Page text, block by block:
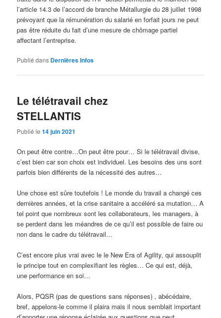
l’article 14.3 de l’accord de branche Métallurgie du 28 juillet 1998
prévoyant que la rémunération du salarié en forfait jours ne peut
pas être réduite du fait d’une mesure de chômage partiel
affectant l’entreprise.
Publié dans Dernières Infos
Le télétravail chez
STELLANTIS
Publié le14 juin 2021
On peut être contre…On peut être pour… Si le télétravail divise,
c’est bien car son choix est individuel. Les besoins des uns sont
parfois bien différents de la nécessité des autres…
Une chose est sûre toutefois ! Le monde du travail a changé ces
dernières années, et la crise sanitaire a accéléré sa mutation… A
tel point que nombreux sont les collaborateurs, les managers, à
se perdent dans les méandres de ce qu’il est possible de faire ou
non dans le cadre du télétravail…
C’est encore plus vrai avec le le New Era of Agility, qui assouplit
le principe tout en complexifiant les règles… Ce qui est, déjà,
une performance en soi…
Alors, PQSR (pas de questions sans réponses) , abécédaire,
bref, appelons-le comme il plaira mais il nous semblait important